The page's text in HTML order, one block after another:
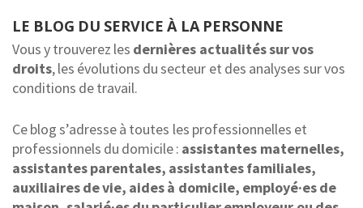
LE BLOG DU SERVICE À LA PERSONNE
Vous y trouverez les dernières actualités sur vos
droits, les évolutions du secteur et des analyses sur vos
conditions de travail.
Ce blog s’adresse à toutes les professionnelles et
professionnels du domicile : assistantes maternelles,
assistantes parentales, assistantes familiales,
auxiliaires de vie, aides à domicile, employé·es de